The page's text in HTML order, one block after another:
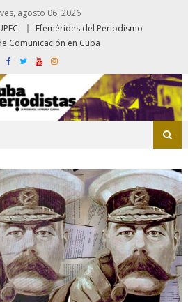
agosto 06, 2026
Efemérides del Periodismo
Comunicación en Cuba